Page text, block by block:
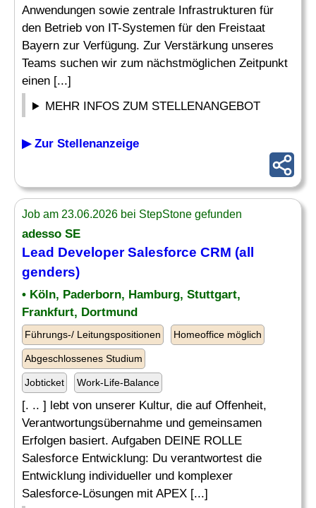
Anwendungen sowie zentrale Infrastrukturen für
den Betrieb von IT-Systemen für den Freistaat
Bayern zur Verfügung. Zur Verstärkung unseres
Teams suchen wir zum nächstmöglichen Zeitpunkt
einen [...]
MEHR INFOS ZUM STELLENANGEBOT
▶ Zur Stellenanzeige
Job am 23.06.2026 bei StepStone gefunden
adesso SE
Lead DeveloperSalesforce CRM (all
genders)
• Köln, Paderborn, Hamburg, Stuttgart,
Frankfurt, Dortmund
Führungs-/ Leitungspositionen Homeoffice möglich
Abgeschlossenes Studium
Jobticket Work-Life-Balance
[. .. ] lebt von unserer Kultur, die auf Offenheit,
Verantwortungsübernahme und gemeinsamen
Erfolgen basiert. Aufgaben DEINE ROLLE
Salesforce Entwicklung: Du verantwortest die
Entwicklung individueller und komplexer
Salesforce-Lösungen mit APEX [...]